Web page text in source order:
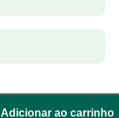
Adicionar ao carrinho